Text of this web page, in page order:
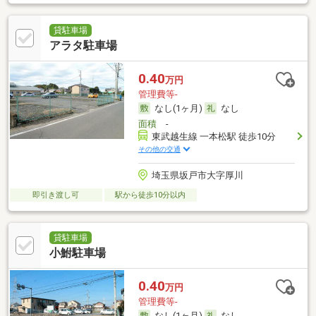
貸駐車場
アラタ駐車場
0.40万円
管理費等-
なし(1ヶ月)
なし
面積-
東武越生線 一本松駅 徒歩10分
その他の交通
埼玉県坂戸市大字厚川
即引き渡し可 駅から徒歩10分以内
貸駐車場
小鮒駐車場
0.40万円
管理費等-